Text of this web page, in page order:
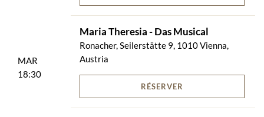
MAR
18:30
Maria Theresia - Das Musical
Ronacher, Seilerstätte 9, 1010 Vienna,
Austria
RÉSERVER